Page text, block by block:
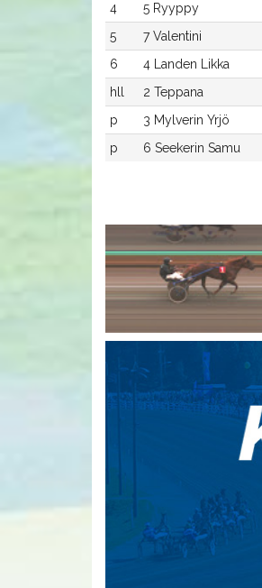
4
5 Ryyppy
5
7 Valentini
6
4 Landen Likka
hll
2 Teppana
p
3 Mylverin Yrjö
p
6 Seekerin Samu